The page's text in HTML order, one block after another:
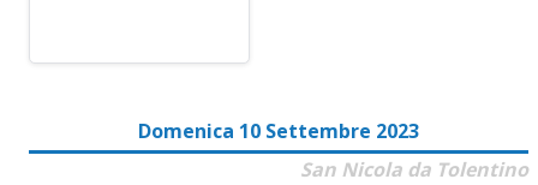
Domenica 10 Settembre 2023
San Nicola da Tolentino